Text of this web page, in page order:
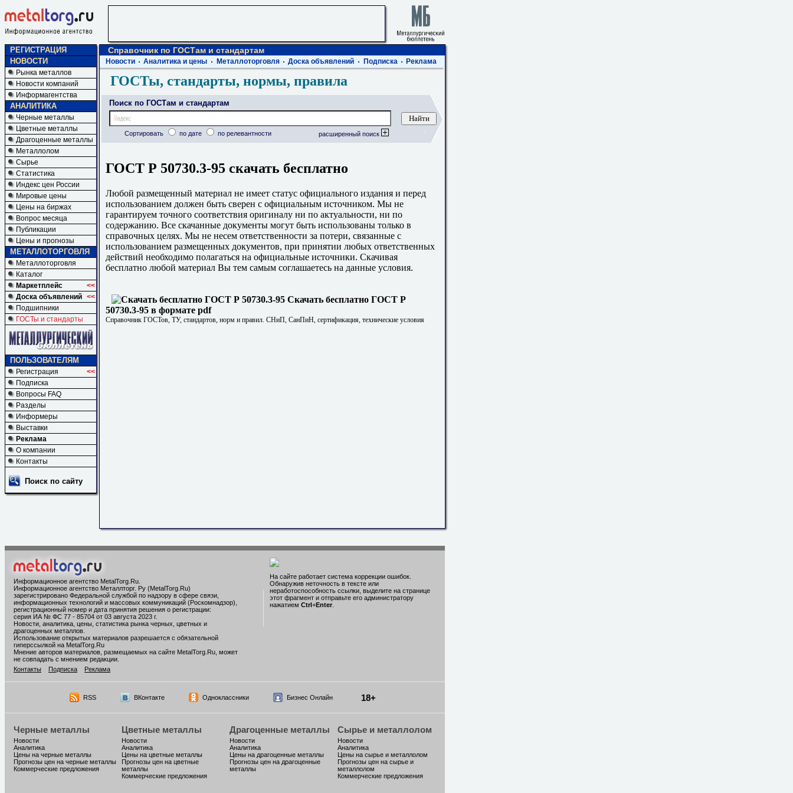
РЕГИСТРАЦИЯ
НОВОСТИ
Рынка металлов
Новости компаний
Информагентства
АНАЛИТИКА
Черные металлы
Цветные металлы
Драгоценные металлы
Металлолом
Сырье
Статистика
Индекс цен России
Мировые цены
Цены на биржах
Вопрос месяца
Публикации
Цены и прогнозы
МЕТАЛЛОТОРГОВЛЯ
Металлоторговля
Каталог
Маркетплейс
<<
Доска объявлений <<
Подшипники
ГОСТы и стандарты
ПОЛЬЗОВАТЕЛЯМ
Регистрация
<<
Подписка
Вопросы FAQ
Разделы
Информеры
Выставки
Реклама
О компании
Контакты
Поиск по сайту
Справочник по ГОСТам и стандартам
Новости Аналитика и цены Металлоторговля Доска объявлений Подписка Реклама
ГОСТы, стандарты, нормы, правила
Поиск по ГОСТам и стандартам
Сортировать по дате по релевантности расширенный поиск
ГОСТ Р 50730.3-95 скачать бесплатно
Любой размещенный материал не имеет статус официального издания и перед
использованием должен быть сверен с официальным источником. Мы не
гарантируем точного соответствия оригиналу ни по актуальности, ни по
содержанию. Все скачанные документы могут быть использованы только в
справочных целях. Мы не несем ответственности за потери, связанные с
использованием размещенных документов, при принятии любых ответственных
действий необходимо полагаться на официальные источники. Скачивая
бесплатно любой материал Вы тем самым соглашаетесь на данные условия.
Скачать бесплатно ГОСТ Р
50730.3-95 в формате pdf
Справочник ГОСТов, ТУ, стандартов, норм и правил. СНиП, СанПиН, сертификация, технические условия
Информационное агентство MetalTorg.Ru
Информационное агентство Металлторг. Ру (MetalTorg.Ru)
зарегистрировано Федеральной службой по надзору в сфере связи,
информационных технологий и массовых коммуникаций (Роскомнадзор),
регистрационный номер и дата принятия решения о регистрации:
серия ИА № ФС 77 - 85704 от 03 августа 2023 г.
Новости, аналитика, цены, статистика рынка черных, цветных и
драгоценных металлов.
Использование открытых материалов разрешается с обязательной
гиперссылкой на MetalTorg.Ru
Мнение авторов материалов, размещаемых на сайте MetalTorg.Ru, может
не совпадать с мнением редакции.
Контакты
Подписка Реклама
На сайте работает система коррекции ошибок.
Обнаружив неточность в тексте или
неработоспособность ссылки, выделите на странице
этот фрагмент и отправьте его администратору
нажатием Ctrl+Enter
RSS ВКонтакте Одноклассники Бизнес Онлайн 18+
Черные металлы
Новости
Аналитика
Цены на черные металлы
Прогнозы цен на черные металлы
Коммерческие предложения
Цветные металлы
Новости
Аналитика
Цены на цветные металлы
Прогнозы цен на цветные
металлы
Коммерческие предложения
Драгоценные металлы
Новости
Аналитика
Цены на драгоценные металлы
Прогнозы цен на драгоценные
металлы
Сырье и металлолом
Новости
Аналитика
Цены на сырье и металлолом
Прогнозы цен на сырье и
металлолом
Коммерческие предложения